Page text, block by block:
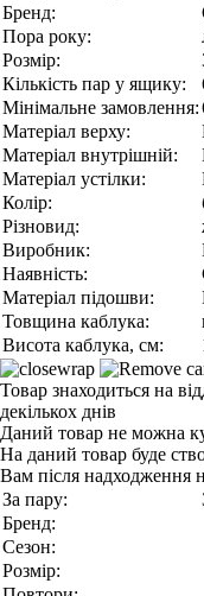
Бренд:
Пора року:
Розмір:
Кількість пар у ящику:
Мінімальне замовлення:
Матеріал верху:
Матеріал внутрішній:
Матеріал устілки:
Колір:
Різновид:
Виробник:
Наявність:
Матеріал підошви:
Товщина каблука:
Висота каблука, см:
Товар знаходиться на
декількох днів
Даний товар не можна
На даний товар буде
Вам після надходження
За пару:
Бренд:
Сезон:
Розмір: